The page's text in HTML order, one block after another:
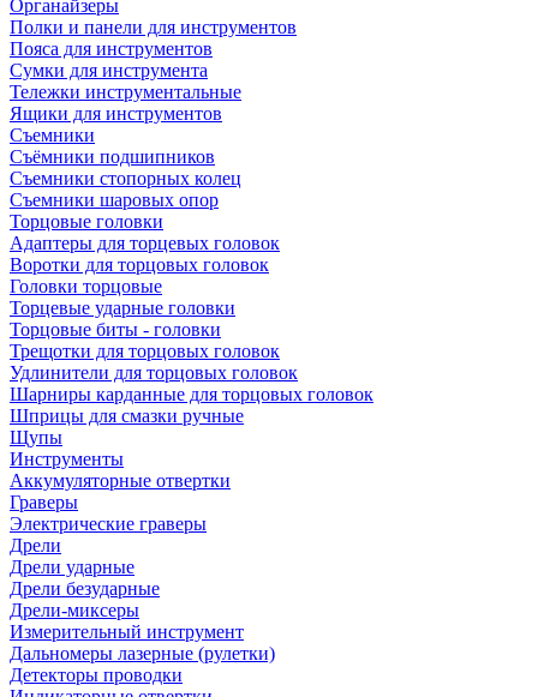
Органайзеры
Полки и панели для инструментов
Пояса для инструментов
Сумки для инструмента
Тележки инструментальные
Ящики для инструментов
Съемники
Съёмники подшипников
Съемники стопорных колец
Съемники шаровых опор
Торцовые головки
Адаптеры для торцевых головок
Воротки для торцовых головок
Головки торцовые
Торцевые ударные головки
Торцовые биты - головки
Трещотки для торцовых головок
Удлинители для торцовых головок
Шарниры карданные для торцовых головок
Шприцы для смазки ручные
Щупы
Инструменты
Аккумуляторные отвертки
Граверы
Электрические граверы
Дрели
Дрели ударные
Дрели безударные
Дрели-миксеры
Измерительный инструмент
Дальномеры лазерные (рулетки)
Детекторы проводки